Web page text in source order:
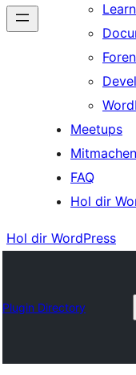
Foren
Meetups
Mitmachen
FAQ
Hol dir
Hol dir WordPress
Plugin Directory